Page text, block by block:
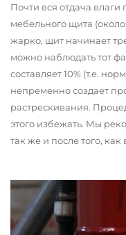
Почти вся отдача
мебельного щита
жарко, щит начинает
можно наблюдать тот
составляет 10% (т.е.
непременно создает
растрескивания.
этого избежать. Мы
так же и после того,